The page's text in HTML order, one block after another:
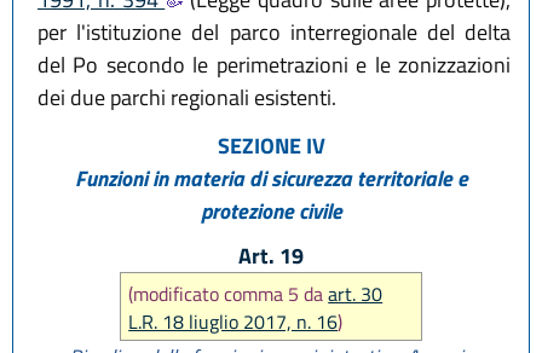
per l'istituzione del parco interregionale del delta
del Po secondo le perimetrazioni e le zonizzazioni
dei due parchi regionali esistenti.
SEZIONE IV
Funzioni in materia di sicurezza territoriale e
protezione civile
Art. 19
(modificato comma 5 daart. 30
L.R. 18 liuglio 2017, n. 16)